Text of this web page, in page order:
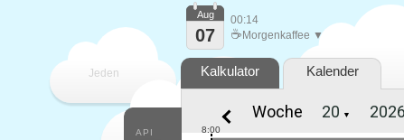
Jeden
Tag
API
Aug
07
00:14
☕ Morgenkaffee ▼
Kalkulator Kalender
Woche ▼
8:00